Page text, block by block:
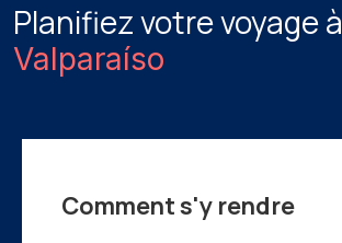
Planifiez votre voyage à
Valparaíso
Comment s'y rendre